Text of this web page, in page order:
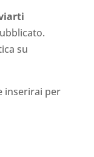
su
inserirai per